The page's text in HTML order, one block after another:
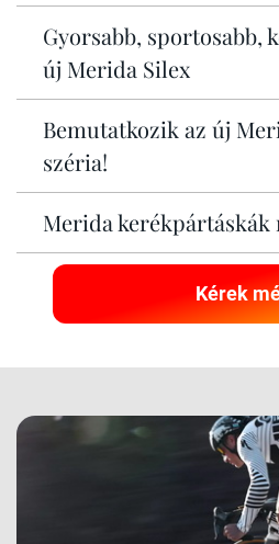
Gyorsabb, sportosabb,
új Merida Silex
Bemutatkozik az új
széria!
Merida kerékpártáskák
Kérek